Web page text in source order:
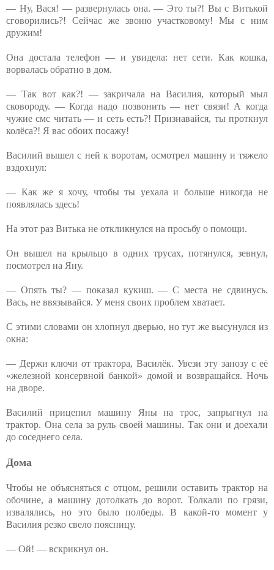
— Ну, Вася! — развернулась она. — Это ты?! Вы с Витькой
сговорились?! Сейчас же звоню участковому! Мы с ним
дружим!
Она достала телефон — и увидела: нет сети. Как кошка,
ворвалась обратно в дом.
— Так вот как?! — закричала на Василия, который мыл
сковороду. — Когда надо позвонить — нет связи! А когда
чужие смс читать — и сеть есть?! Признавайся, ты проткнул
колёса?! Я вас обоих посажу!
Василий вышел с ней к воротам, осмотрел машину и тяжело
вздохнул:
— Как же я хочу, чтобы ты уехала и больше никогда не
появлялась здесь!
На этот раз Витька не откликнулся на просьбу о помощи.
Он вышел на крыльцо в одних трусах, потянулся, зевнул,
посмотрел на Яну.
— Опять ты? — показал кукиш. — С места не сдвинусь.
Вась, не ввязывайся. У меня своих проблем хватает.
С этими словами он хлопнул дверью, но тут же высунулся из
окна:
— Держи ключи от трактора, Василёк. Увези эту занозу с её
«железной консервной банкой» домой и возвращайся. Ночь
на дворе.
Василий прицепил машину Яны на трос, запрыгнул на
трактор. Она села за руль своей машины. Так они и доехали
до соседнего села.
Дома
Чтобы не объясняться с отцом, решили оставить трактор на
обочине, а машину дотолкать до ворот. Толкали по грязи,
извалялись, но это было полбеды. В какой-то момент у
Василия резко свело поясницу.
— Ой! — вскрикнул он.